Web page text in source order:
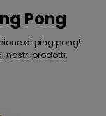
Pong
di ping pong!
nostri prodotti.